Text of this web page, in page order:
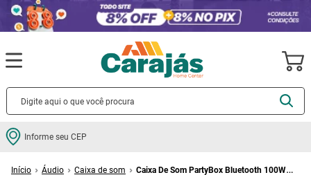
Informe seu CEP
Áudio Caixa de som
Caixa De Som PartyBox Bluetooth 100W
Termos mais buscados